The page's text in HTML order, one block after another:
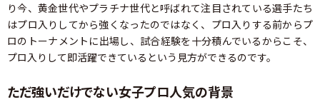
り今、黄金世代やプラチナ世代と呼ばれて注目されている選手たち
はプロ入りしてから強くなったのではなく、プロ入りする前からプ
ロのトーナメントに出場し、試合経験を十分積んでいるからこそ、
プロ入りして即活躍できているという見方ができるのです。
ただ強いだけでない女子プロ人気の背景